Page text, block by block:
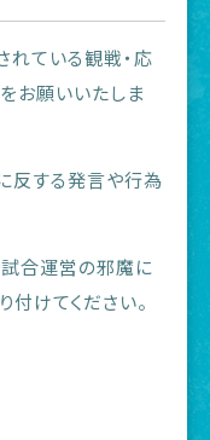
れている観戦・応
お願いいたしま
反する発言や行為
合運営の邪魔に
付けてください。